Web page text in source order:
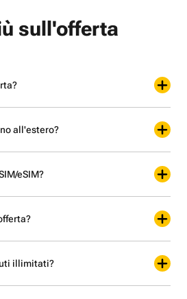
sull'offerta
all'estero?
eSIM?
illimitati?